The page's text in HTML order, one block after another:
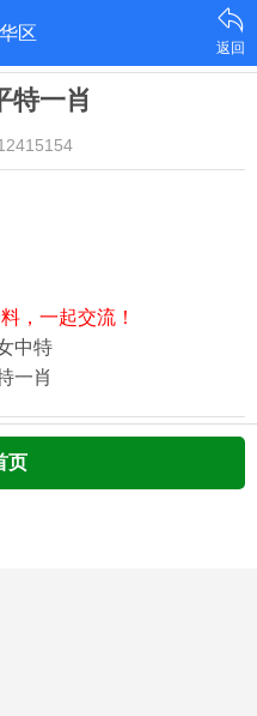
区
返回
特一肖
，一起交流！
中特
一肖
页